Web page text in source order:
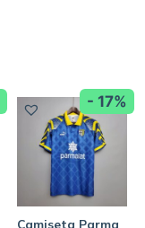
- 17%
Camiseta Parma